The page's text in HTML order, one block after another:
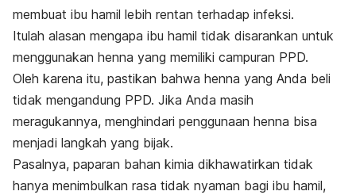
membuat ibu hamil lebih rentan terhadap infeksi.
Itulah alasan mengapa ibu hamil tidak disarankan untuk
menggunakan henna yang memiliki campuran PPD.
Oleh karena itu, pastikan bahwa henna yang Anda beli
tidak mengandung PPD. Jika Anda masih
meragukannya, menghindari penggunaan henna bisa
menjadi langkah yang bijak.
Pasalnya, paparan bahan kimia dikhawatirkan tidak
hanya menimbulkan rasa tidak nyaman bagi ibu hamil,